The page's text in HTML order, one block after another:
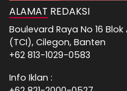
ALAMAT REDAKSI
Boulevard Raya No 16
(TCI), Cilegon, Banten
+62 813-1029-0583
Info Iklan :